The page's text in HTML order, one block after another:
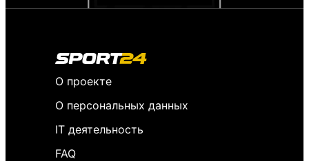
О проекте
О персональных данных
IT деятельность
FAQ